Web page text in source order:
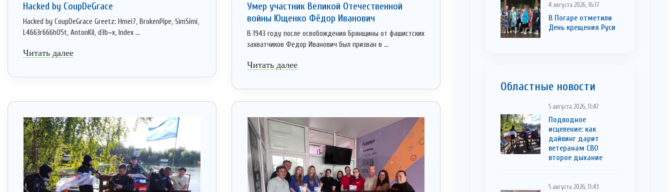
Hacked by CoupDeGrace
Hacked by CoupDeGrace Greetz: Hmei7, BrokenPipe, SimSimi,
L4663r666h05t, AntonKil, d3b~x, Index ...
Читать далее
Умер участник Великой Отечественной
войны Ющенко Фёдор Иванович
В 1943 году после освобождения Брянщины от фашистских
захватчиков Федор Иванович был призван в ...
Читать далее
4 августа 2026, 16:17
В Погаре отметили
День крещения Руси
Областные новости
5 августа 2026, 11:47
Подводное
исцеление: как
дайвинг дарит
ветеранам СВО
второе дыхание
5 августа 2026, 11:43